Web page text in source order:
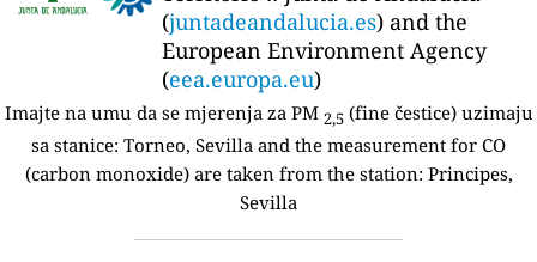
(juntadeandalucia.es) and the
European Environment Agency
(eea.europa.eu)
Imajte na umu da se mjerenja za PM 2,5 (fine čestice) uzimaju
sa stanice: Torneo, Sevilla and the measurement for CO
(carbon monoxide) are taken from the station: Principes,
Sevilla